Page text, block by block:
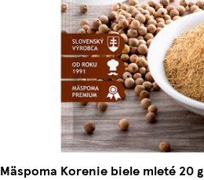
Mäspoma Korenie biele mleté 20 g